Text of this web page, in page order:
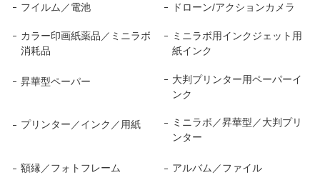
フイルム／電池 ドローン/アクションカメラ
カラー印画紙薬品／ミニラボ
消耗品
ミニラボ用インクジェット用
紙インク
昇華型ペーパー
大判プリンター用ペーパーイ
ンク
プリンター／インク／用紙
ミニラボ／昇華型／大判プリ
ンター
額縁／フォトフレーム アルバム／ファイル